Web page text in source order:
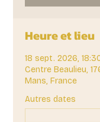
Heure et lieu
18 sept. 2026,
Centre Beaulieu,
Mans, France
Autres dates